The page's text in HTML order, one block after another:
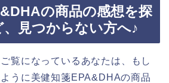
の商品の感想を探
見つからない方へ♪
覧になっているあなたは、もし
うに美健知箋EPA&DHAの商品